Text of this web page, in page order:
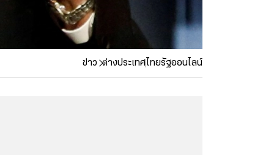
ข่าว ต่างประเทศไทยรัฐออนไลน์